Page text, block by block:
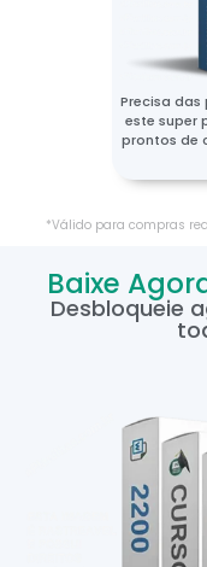
Precisa
este super
prontos de
*Válido para compras
Baixe
Desbloqueie